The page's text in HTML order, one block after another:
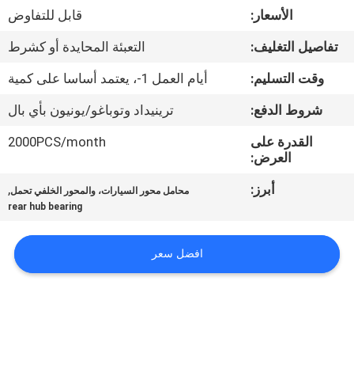
مراقبة
الجودة
اتصل
خريطة
الأسعار:
قابل للتفاوض
تفاصيل التغليف:
التعبئة المحايدة أو كشرط
وقت التسليم:
أيام العمل 1-، يعتمد أساسا على كمية
شروط الدفع:
ترينيداد وتوباغو/يونيون بأي بال
القدرة على
العرض:
2000PCS/month
أبرز: محامل محور السيارات، والمحور الخلفي تحمل,
rear hub bearing
افضل سعر